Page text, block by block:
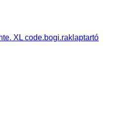
XL code.bogi.raklaptartó